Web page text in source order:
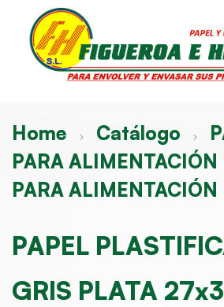
Home Catálogo
PARA ALIMENTACIÓN
PARA ALIMENTACIÓN
PAPEL
GRIS PLATA